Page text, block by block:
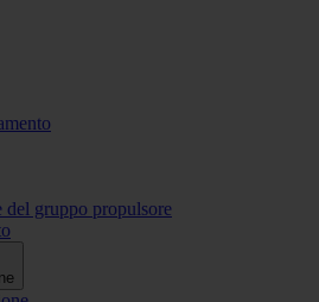
del gruppo propulsore